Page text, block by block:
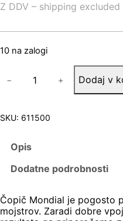
Z DDV – shipping excluded
10 na zalogi
Č
L
3
0
− + Dodaj v
SKU: 611500
Opis
Dodatne podrobnosti
Čopič Mondial je pogosto
mojstrov. Zaradi dobre